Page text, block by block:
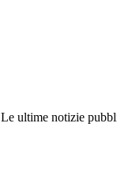
Le ultime notizie